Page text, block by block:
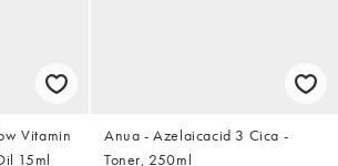
Vitamin
15ml
Anua - Azelaicacid 3 Cica -
Toner, 250ml